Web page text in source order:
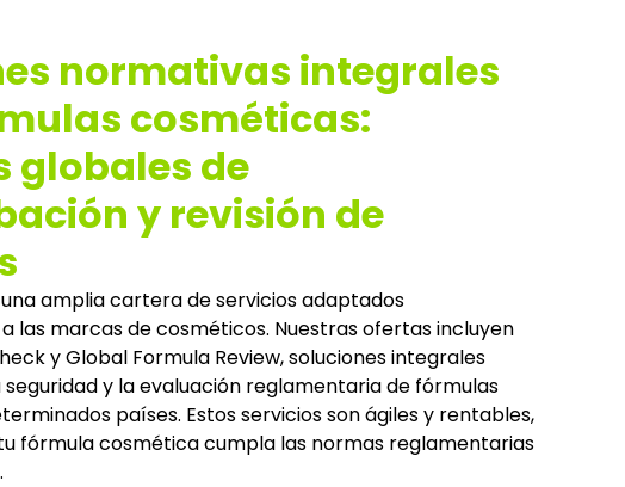
normativas integrales
cosméticas:
globales de
y revisión de
amplia cartera de servicios adaptados
las marcas de cosméticos. Nuestras ofertas incluyen
y Global Formula Review, soluciones integrales
y la evaluación reglamentaria de fórmulas
países. Estos servicios son ágiles y rentables,
fórmula cosmética cumpla las normas reglamentarias